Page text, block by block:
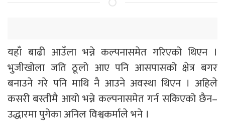
यहाँ बाढी आउँला भन्ने कल्पनासमेत गरिएको थिएन ।
भुजीखोला जति ठूलो आए पनि आसपासको क्षेत्र बगर
बनाउने गरे पनि माथि नै आउने अवस्था थिएन । अहिले
कसरी बस्तीमै आयो भन्ने कल्पनासमेत गर्न सकिएको छैन–
उद्धारमा पुगेका अनिल विश्वकर्माले भने ।